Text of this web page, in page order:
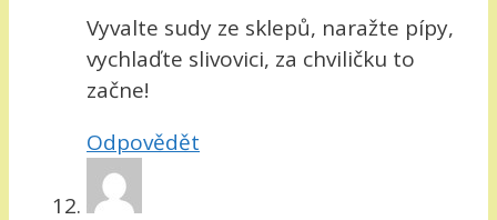
Vyvalte sudy ze sklepů, naražte pípy,
vychlaďte slivovici, za chviličku to
začne!
Odpovědět